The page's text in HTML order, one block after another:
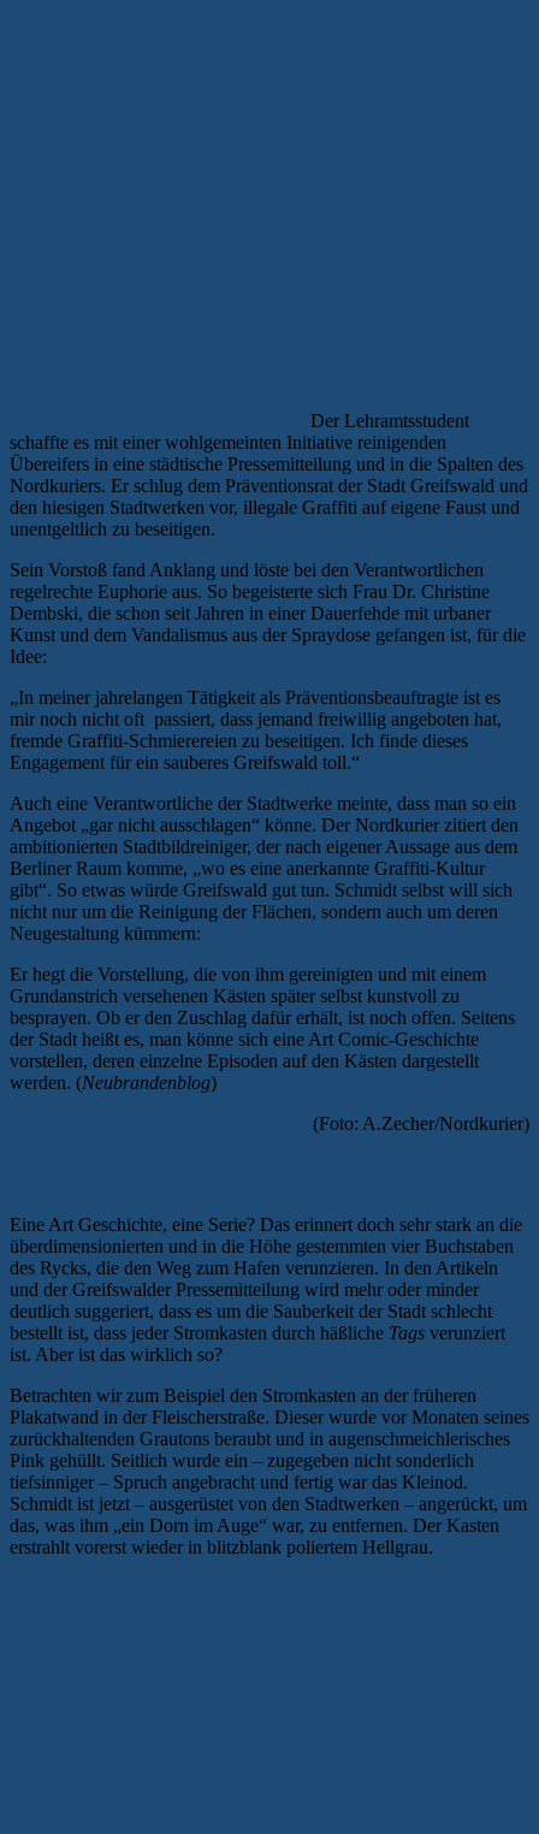
Der Lehramtsstudent
schaffte es mit einer wohlgemeinten Initiative reinigenden
Übereifers in eine städtische Pressemitteilung und in die Spalten des
Nordkuriers. Er schlug dem Präventionsrat der Stadt Greifswald und
den hiesigen Stadtwerken vor, illegale Graffiti auf eigene Faust und
unentgeltlich zu beseitigen.
Sein Vorstoß fand Anklang und löste bei den Verantwortlichen
regelrechte Euphorie aus. So begeisterte sich Frau Dr. Christine
Dembski, die schon seit Jahren in einer Dauerfehde mit urbaner
Kunst und dem Vandalismus aus der Spraydose gefangen ist, für die
Idee:
„In meiner jahrelangen Tätigkeit als Präventionsbeauftragte ist es
mir noch nicht oft passiert, dass jemand freiwillig angeboten hat,
fremde Graffiti-Schmierereien zu beseitigen. Ich finde dieses
Engagement für ein sauberes Greifswald toll.“
Auch eine Verantwortliche der Stadtwerke meinte, dass man so ein
Angebot „gar nicht ausschlagen“ könne. Der Nordkurier zitiert den
ambitionierten Stadtbildreiniger, der nach eigener Aussage aus dem
Berliner Raum komme, „wo es eine anerkannte Graffiti-Kultur
gibt“. So etwas würde Greifswald gut tun. Schmidt selbst will sich
nicht nur um die Reinigung der Flächen, sondern auch um deren
Neugestaltung kümmern:
Er hegt die Vorstellung, die von ihm gereinigten und mit einem
Grundanstrich versehenen Kästen später selbst kunstvoll zu
besprayen. Ob er den Zuschlag dafür erhält, ist noch offen. Seitens
der Stadt heißt es, man könne sich eine Art Comic-Geschichte
vorstellen, deren einzelne Episoden auf den Kästen dargestellt
werden. (Neubrandenblog)
(Foto: A.Zecher/Nordkurier)
Eine Art Geschichte, eine Serie? Das erinnert doch sehr stark an die
überdimensionierten und in die Höhe gestemmten vier Buchstaben
des Rycks, die den Weg zum Hafen verunzieren. In den Artikeln
und der Greifswalder Pressemitteilung wird mehr oder minder
deutlich suggeriert, dass es um die Sauberkeit der Stadt schlecht
bestellt ist, dass jeder Stromkasten durch häßliche Tags verunziert
ist. Aber ist das wirklich so?
Betrachten wir zum Beispiel den Stromkasten an der früheren
Plakatwand in der Fleischerstraße. Dieser wurde vor Monaten seines
zurückhaltenden Grautons beraubt und in augenschmeichlerisches
Pink gehüllt. Seitlich wurde ein – zugegeben nicht sonderlich
tiefsinniger – Spruch angebracht und fertig war das Kleinod.
Schmidt ist jetzt – ausgerüstet von den Stadtwerken – angerückt, um
das, was ihm „ein Dorn im Auge“ war, zu entfernen. Der Kasten
erstrahlt vorerst wieder in blitzblank poliertem Hellgrau.